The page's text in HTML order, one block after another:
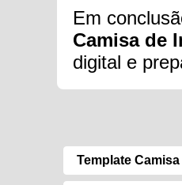
Em
Camisa de
digital e
Template